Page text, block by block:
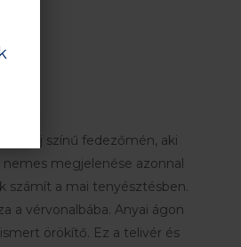
pej színű fedezőmén, aki
megjelenése azonnal
számít a mai tenyésztésben.
a vérvonalbába. Anyai ágon
örökítő. Ez a telivér és